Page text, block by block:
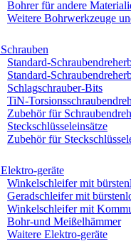
Bohrer für andere
Weitere Bohrwerkzeuge
Schrauben
Standard-
Standard-
Schlagschrauber-Bits
TiN-
Zubehör für
Steckschlüsseleinsätze
Zubehör für
Elektro-geräte
Winkelschleifer mit
Geradschleifer mit
Winkelschleifer mit
Bohr-und Meißelhämmer
Waitere Elektro-geräte